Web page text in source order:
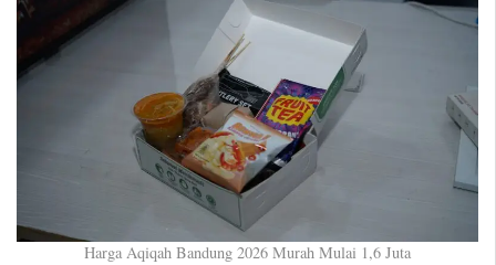
Harga Aqiqah Bandung 2026 Murah Mulai 1,6 Juta